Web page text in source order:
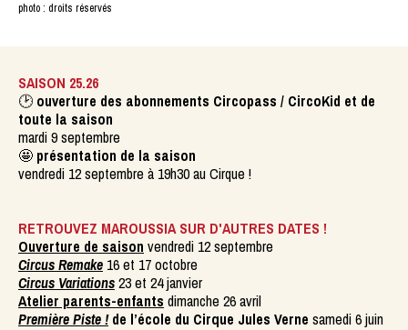
photo : droits réservés
SAISON 25.26
🕑 ouverture des abonnements Circopass / CircoKid et de
toute la saison
mardi 9 septembre
🤩 présentation de la saison
vendredi 12 septembre à 19h30 au Cirque !
RETROUVEZ MAROUSSIA SUR D'AUTRES DATES !
Ouverture de saison vendredi 12 septembre
Circus Remake 16 et 17 octobre
Circus Variations23 et 24 janvier
Atelier parents-enfants dimanche 26 avril
Première Piste ! de l’école du Cirque Jules Verne samedi 6 juin